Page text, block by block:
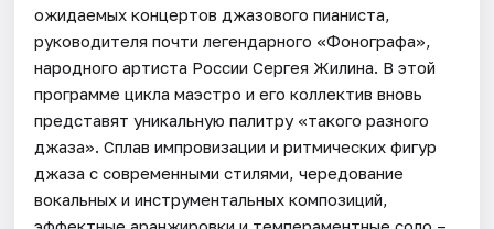
ожидаемых концертов джазового пианиста,
руководителя почти легендарного «Фонографа»,
народного артиста России Сергея Жилина. В этой
программе цикла маэстро и его коллектив вновь
представят уникальную палитру «такого разного
джаза». Сплав импровизации и ритмических фигур
джаза с современными стилями, чередование
вокальных и инструментальных композиций,